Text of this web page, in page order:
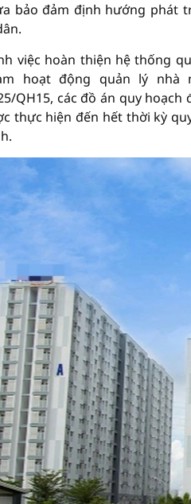
bảo đảm định hướng phát
việc hoàn thiện hệ thống
hoạt động quản lý nhà
QH15, các đồ án quy
thực hiện đến hết thời kỳ